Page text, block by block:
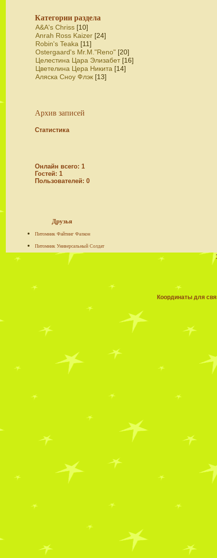
Категории раздела
A&A's Chriss [10]
Anrah Ross Kaizer [24]
Robin's Teaka [11]
Ostergaard's Mr.M."Reno" [20]
Целестина Цара Элизабет [16]
Цветелина Цера Никита [14]
Аляска Сноу Флэк [13]
Архив записей
Статистика
Онлайн всего: 1
Гостей: 1
Пользователей: 0
Друзья
Питомник Файтинг Фалкон
Питомник Универсальный Солдат
Координаты для